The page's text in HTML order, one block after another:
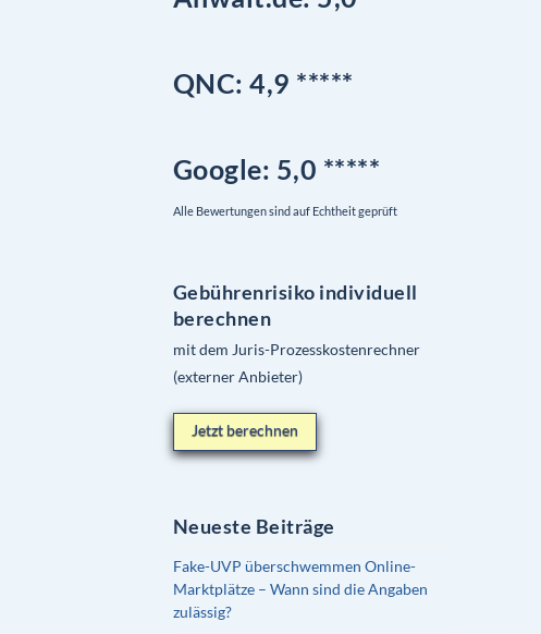
QNC: 4,9 *****
Google: 5,0 *****
Alle Bewertungen sind auf Echtheit geprüft
Gebührenrisiko individuell
berechnen
mit dem Juris-Prozesskostenrechner
(externer Anbieter)
Jetzt berechnen
Neueste Beiträge
Fake-UVP überschwemmen Online-
Marktplätze – Wann sind die Angaben
zulässig?